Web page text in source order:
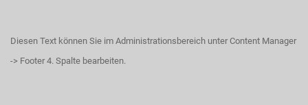
Diesen Text können Sie im Administrationsbereich unter Content Manager
-> Footer 4. Spalte bearbeiten.